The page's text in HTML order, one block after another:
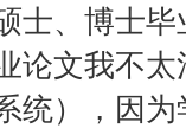
士、博士
论文我不
统），因